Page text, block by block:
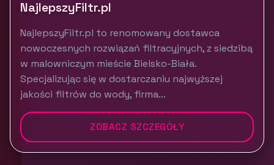
NajlepszyFiltr.pl
NajlepszyFiltr.pl to renomowany dostawca
nowoczesnych rozwiązań filtracyjnych, z siedzibą
w malowniczym mieście Bielsko-Biała.
Specjalizując się w dostarczaniu najwyższej
jakości filtrów do wody, firma...
ZOBACZ SZCZEGÓŁY